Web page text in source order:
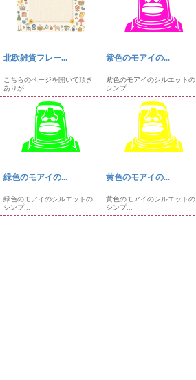
北欧雑貨フレー...
こちらのページを開いて頂き
ありが...
紫色のモアイの...
紫色のモアイのシルエットの
シンプ...
緑色のモアイの...
緑色のモアイのシルエットの
シンプ...
黄色のモアイの...
黄色のモアイのシルエットの
シンプ...